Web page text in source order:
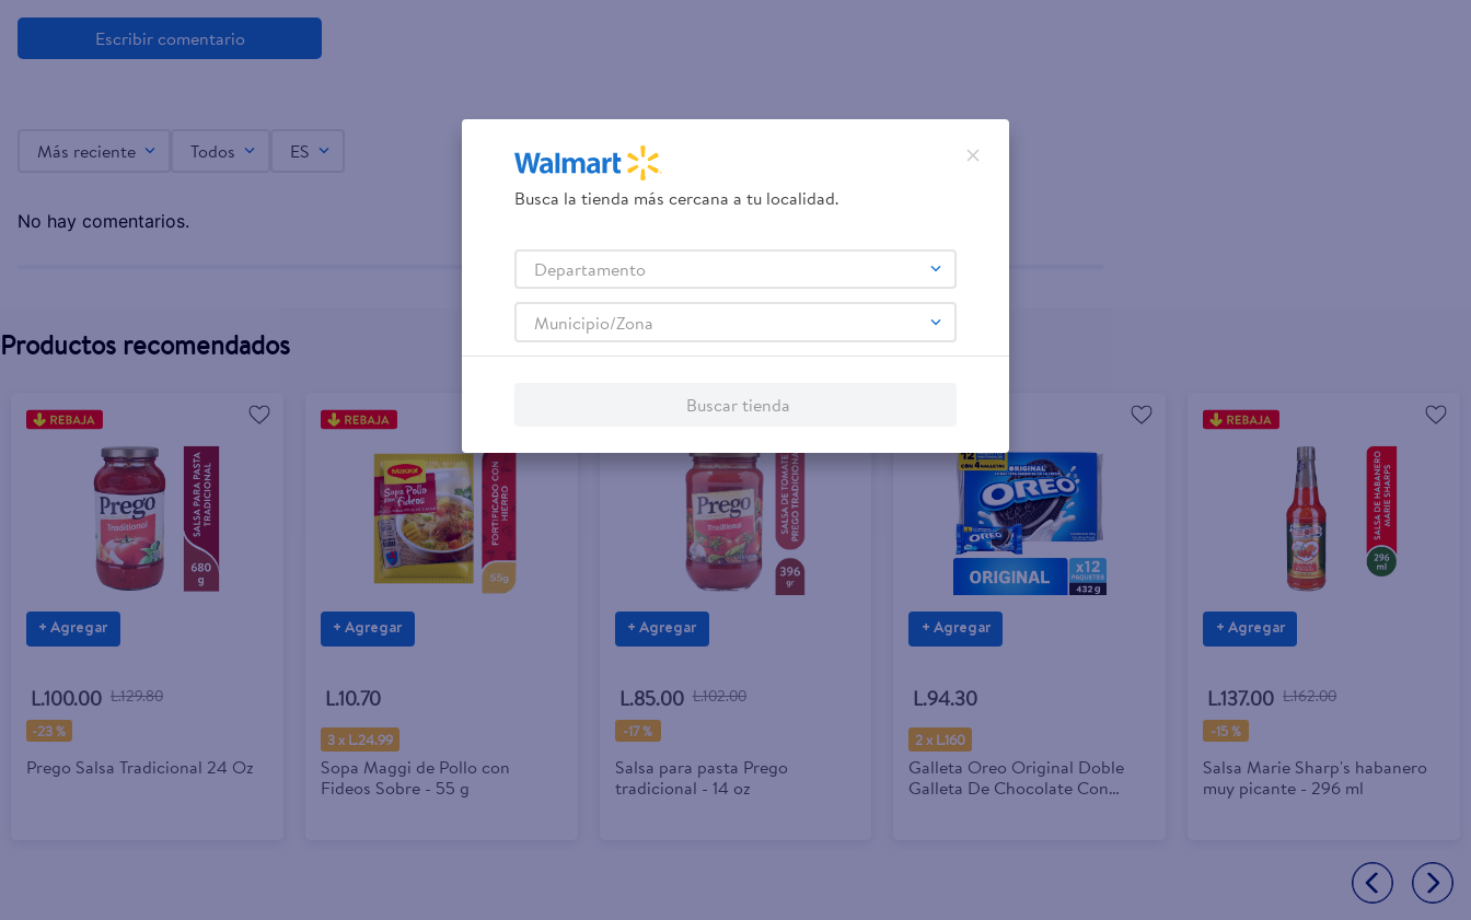
Más reciente Todos ES
No hay comentarios.
Productos recomendados
+ Agregar
L.100.00 L.129.80
-23 %
Prego Salsa Tradicional 24 Oz
+ Agregar
L.10.70
3 x L.24.99
Sopa Maggi de Pollo con
Fideos Sobre - 55 g
+ Agregar
L.85.00 L.102.00
-17 %
Salsa para pasta Prego
tradicional - 14 oz
+ Agregar
L.94.30
2 x L.160
Galleta Oreo Original Doble
Galleta De Chocolate Con
+ Agregar
L.137.00 L.162.00
-15 %
Salsa Marie Sharp's habanero
muy picante - 296 ml
Busca la tienda más cercana a tu localidad.
Departamento
Municipio/Zona
Buscar tienda